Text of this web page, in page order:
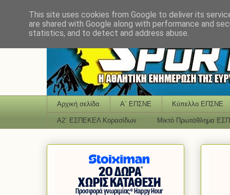
Αρχική σελίδα Α΄ ΕΠΣΝΕ Κύπελλο ΕΠΣΝΕ
Α2΄ ΕΣΠΕΚΕΛ Κορασίδων Μικτό Πρωτάθλημα
This site uses cookies from Google to deliver its
are shared with Google along with performance and
statistics, and to detect and address abuse.